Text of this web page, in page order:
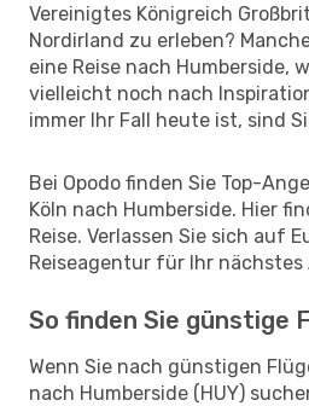
Vereinigtes Königreich
Nordirland zu erleben?
eine Reise nach Humberside,
vielleicht noch nach
immer Ihr Fall heute ist, sind
Bei Opodo finden Sie Top-
Köln nach Humberside. Hier
Reise. Verlassen Sie sich auf
Reiseagentur für Ihr nächstes
So finden Sie günstige
Wenn Sie nach günstigen
nach Humberside (HUY)